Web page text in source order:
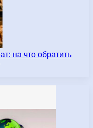
на что обратить